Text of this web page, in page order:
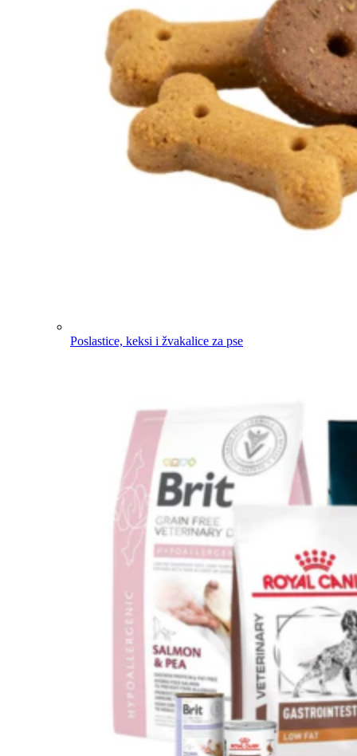
Poslastice, keksi i žvakalice za pse